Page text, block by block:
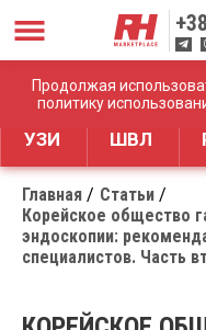
Продолжая
политику
+38
Дистрибуция
УЗИ ШВЛ
Главная
Статьи
Корейское общество
эндоскопии:
специалистов. Часть